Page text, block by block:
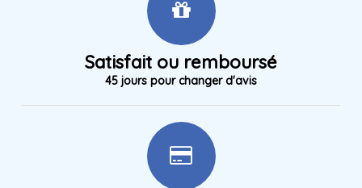
Satisfait ou remboursé
45 jours pour changer d'avis